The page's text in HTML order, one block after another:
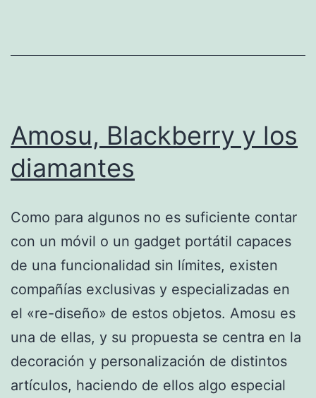
de
Amosu, Blackberry y los
diamantes
Como para algunos no es suficiente contar
con un móvil o un gadget portátil capaces
de una funcionalidad sin límites, existen
compañías exclusivas y especializadas en
el «re-diseño» de estos objetos. Amosu es
una de ellas, y su propuesta se centra en la
decoración y personalización de distintos
artículos, haciendo de ellos algo especial